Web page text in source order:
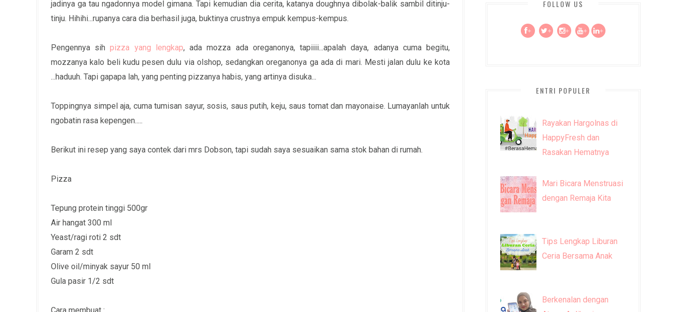
jadinya ga tau ngadonnya model gimana. Tapi kemudian dia cerita, katanya doughnya dibolak-balik sambil ditinju-
tinju. Hihihi...rupanya cara dia berhasil juga, buktinya crustnya empuk kempus-kempus.
Pengennya sihpizza yang lengkap, ada mozza ada oreganonya, tapiiii...apalah daya, adanya cuma begitu,
mozzanya kalo beli kudu pesen dulu via olshop, sedangkan oreganonya ga ada di mari. Mesti jalan dulu ke kota
...haduuh. Tapi gapapa lah, yang penting pizzanya habis, yang artinya disuka...
Toppingnya simpel aja, cuma tumisan sayur, sosis, saus putih, keju, saus tomat dan mayonaise. Lumayanlah untuk
ngobatin rasa kepengen.....
Berikut ini resep yang saya contek dari mrs Dobson, tapi sudah saya sesuaikan sama stok bahan di rumah.
Pizza
Tepung protein tinggi 500gr
Air hangat 300 ml
Yeast/ragi roti 2 sdt
Garam 2 sdt
Olive oil/minyak sayur 50 ml
Gula pasir 1/2 sdt
FOLLOW US
+ + + + +
ENTRI POPULER
Rayakan Hargolnas di
HappyFresh dan
Rasakan Hematnya
Mari Bicara Menstruasi
dengan Remaja Kita
Tips Lengkap Liburan
Ceria Bersama Anak
Berkenalan dengan